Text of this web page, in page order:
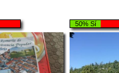
50% Sí